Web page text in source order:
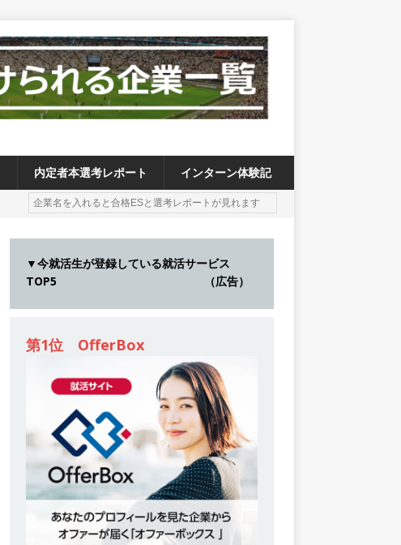
内定者本選考レポート インターン体験記
▼今就活生が登録している就活サービス
TOP5 （広告）
第1位 OfferBox